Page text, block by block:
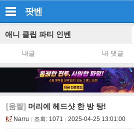
팟벤
애니 클립 파티 인벤
내글 내 댓글
[움짤] 머리에 헤드샷 한 방 탕!
Narru 조회: 1071 2025-04-25 13:01:00